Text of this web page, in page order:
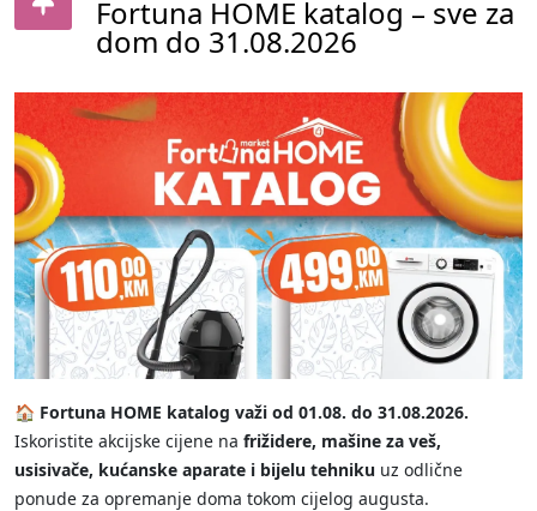
Fortuna HOME katalog – sve za
dom do 31.08.2026
🏠 Fortuna HOME katalog važi od 01.08. do 31.08.2026.
Iskoristite akcijske cijene na frižidere, mašine za veš,
usisivače, kućanske aparate i bijelu tehniku uz odlične
ponude za opremanje doma tokom cijelog augusta.